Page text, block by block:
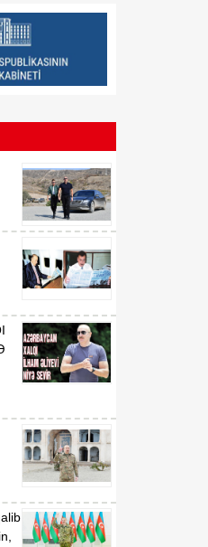
06 Avqust